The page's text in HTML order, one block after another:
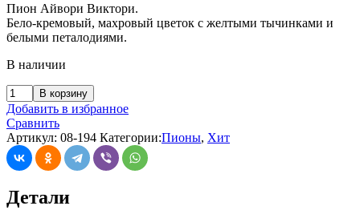
Пион Айвори Виктори.
Бело-кремовый, махровый цветок с желтыми тычинками и
белыми петалодиями.
В наличии
В корзину
Добавить в избранное
Сравнить
Артикул: 08-194 Категории:Пионы, Хит
Детали